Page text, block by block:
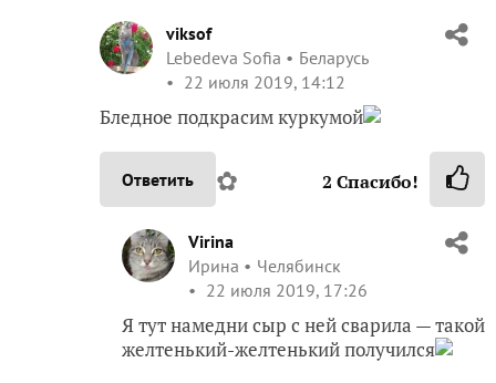
viksof
Lebedeva Sofia
Беларусь
22 июля 2019, 14:12
Бледное подкрасим куркумой
Ответить ✿ 2 Спасибо!
Virina
Ирина
Челябинск
22 июля 2019, 17:26
Я тут намедни сыр с ней сварила — такой
желтенький-желтенький получился